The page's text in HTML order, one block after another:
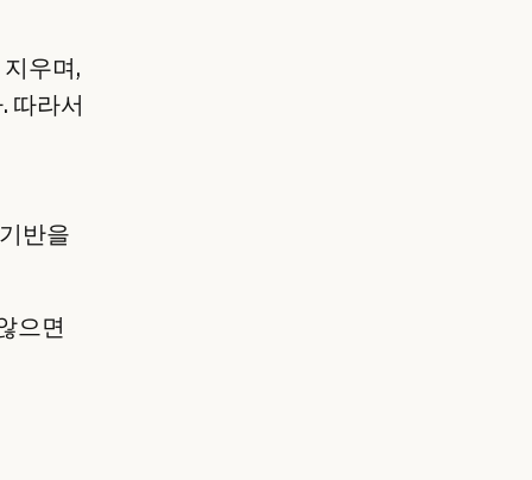
우며,
따라서
반을
으면